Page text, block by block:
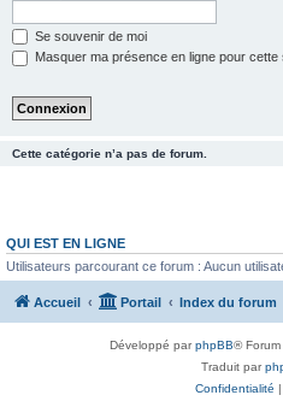
Se souvenir de moi
Masquer ma présence en ligne pour cette
Cette catégorie n’a pas de forum.
QUI EST EN LIGNE
Utilisateurs parcourant ce forum : Aucun
Accueil Portail Index du forum
Développé parphpBB®
Traduit par
Confidentialité |